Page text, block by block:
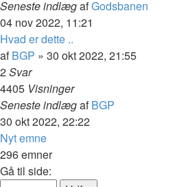
Seneste indlægafGodsbanen
04 nov 2022, 11:21
Hvad er dette ..
afBGP » 30 okt 2022, 21:55
2Svar
4405 Visninger
Seneste indlægafBGP
30 okt 2022, 22:22
Nyt emne
296 emner
Side
Gå til side: